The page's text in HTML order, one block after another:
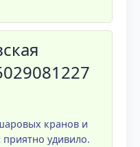
кранов и
удивило.